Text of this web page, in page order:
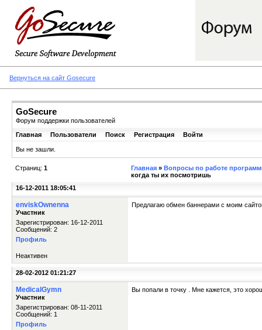
Вернуться на сайт Gosecure
GoSecure
Форум поддержки пользователей
Главная
Пользователи Поиск Регистрация Войти
Вы не зашли.
Страниц: 1 Главная » Вопросы по работе
когда ты их посмотришь
16-12-2011 18:05:41
enviskOwnenna
Участник
Зарегистрирован: 16-12-2011
Сообщений: 2
Профиль
Предлагаю обмен баннерами с моим
Неактивен
28-02-2012 01:21:27
MedicalGymn
Участник
Зарегистрирован: 08-11-2011
Сообщений: 1
Профиль
Вы попали в точку . Мне кажется, это